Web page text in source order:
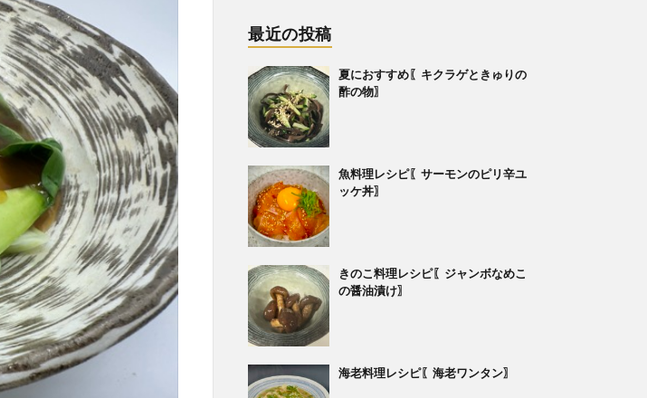
最近の投稿
夏におすすめ〖キクラゲときゅりの
酢の物〗
魚料理レシピ〖サーモンのピリ辛ユ
ッケ丼〗
きのこ料理レシピ〖ジャンボなめこ
の醤油漬け〗
海老料理レシピ〖海老ワンタン〗